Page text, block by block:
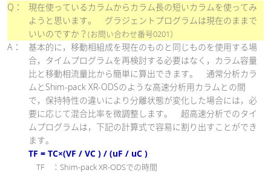
Q：
現在使っているカラムからカラム長の短いカラムを使ってみ
ようと思います。 グラジェントプログラムは現在のままで
いいのですか？ (お問い合わせ番号0201）
A：
基本的に，移動相組成を現在のものと同じものを使用する場
合，タイムプログラムを再検討する必要はなく，カラム容量
比と移動相流量比から簡単に算出できます。 通常分析カラ
ムとShim-pack XR-ODSのような高速分析用カラムとの間
で，保持特性の違いにより分離状態が変化した場合には，必
要に応じて混合比率を微調整します。 超高速分析でのタイ
ムプログラムは，下記の計算式で容易に割り出すことができ
ます。
TF = TC×(VF / VC ) / (uF / uC )
TF
：Shim-pack XR-ODSでの時間